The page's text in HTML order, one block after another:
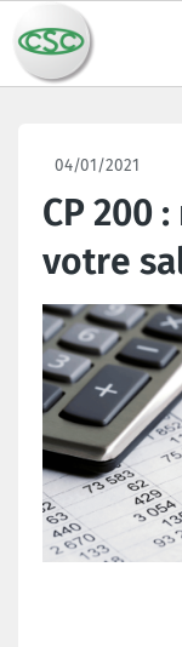
04/01/2021
CP 200
votre